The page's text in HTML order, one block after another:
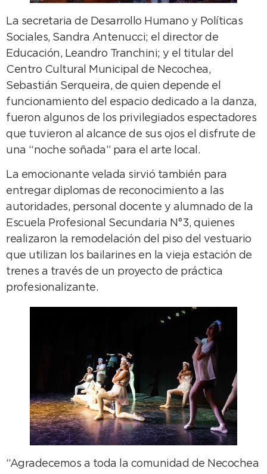
La secretaria de Desarrollo Humano y Políticas
Sociales, Sandra Antenucci; el director de
Educación, Leandro Tranchini; y el titular del
Centro Cultural Municipal de Necochea,
Sebastián Serqueira, de quien depende el
funcionamiento del espacio dedicado a la danza,
fueron algunos de los privilegiados espectadores
que tuvieron al alcance de sus ojos el disfrute de
una “noche soñada” para el arte local.
La emocionante velada sirvió también para
entregar diplomas de reconocimiento a las
autoridades, personal docente y alumnado de la
Escuela Profesional Secundaria N°3, quienes
realizaron la remodelación del piso del vestuario
que utilizan los bailarines en la vieja estación de
trenes a través de un proyecto de práctica
profesionalizante.
“Agradecemos a toda la comunidad de Necochea